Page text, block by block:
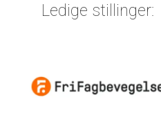
Ledige stillinger: